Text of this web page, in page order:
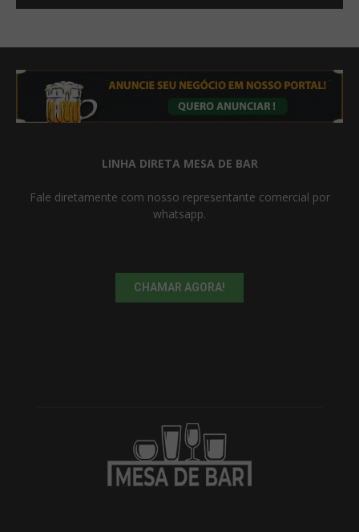
LINHA DIRETA MESA DE BAR
Fale diretamente com nosso representante comercial por
whatsapp.
CHAMAR AGORA!